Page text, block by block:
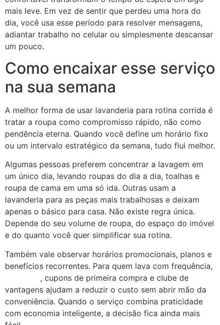
mais leve. Em vez de sentir que perdeu uma hora do
dia, você usa esse período para resolver mensagens,
adiantar trabalho no celular ou simplesmente descansar
um pouco.
Como encaixar esse serviço
na sua semana
A melhor forma de usar lavanderia para rotina corrida é
tratar a roupa como compromisso rápido, não como
pendência eterna. Quando você define um horário fixo
ou um intervalo estratégico da semana, tudo flui melhor.
Algumas pessoas preferem concentrar a lavagem em
um único dia, levando roupas do dia a dia, toalhas e
roupa de cama em uma só ida. Outras usam a
lavanderia para as peças mais trabalhosas e deixam
apenas o básico para casa. Não existe regra única.
Depende do seu volume de roupa, do espaço do imóvel
e do quanto você quer simplificar sua rotina.
Também vale observar horários promocionais, planos e
benefícios recorrentes. Para quem lava com frequência,
, cupons de primeira compra e clube de
vantagens ajudam a reduzir o custo sem abrir mão da
conveniência. Quando o serviço combina praticidade
com economia inteligente, a decisão fica ainda mais